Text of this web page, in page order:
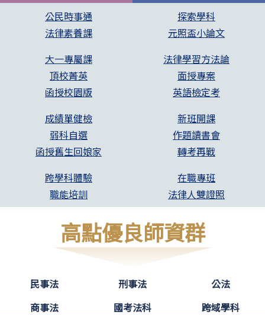
公民時事通
探索學科
法律素養課
元照盃小論文
大一專屬課
法律學習方法論
頂校菁英
面授專案
函授校園版
英語檢定考
成績單健檢
新班開課
弱科自選
作題讀書會
函授舊生回娘家
轉考再戰
跨學科體驗
在職專班
職能培訓
法律人雙證照
高點優良師資群
民事法 刑事法
公法
商事法
國考法科 跨域學科